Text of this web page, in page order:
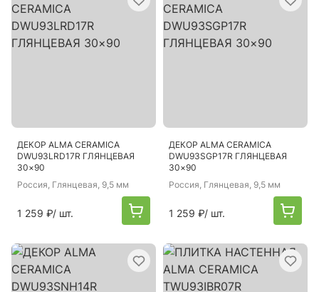
ДЕКОР ALMA CERAMICA
DWU93LRD17R ГЛЯНЦЕВАЯ
30×90
Россия, Глянцевая, 9,5 мм
1 259 ₽/ шт.
ДЕКОР ALMA CERAMICA
DWU93SGP17R ГЛЯНЦЕВАЯ
30×90
Россия, Глянцевая, 9,5 мм
1 259 ₽/ шт.